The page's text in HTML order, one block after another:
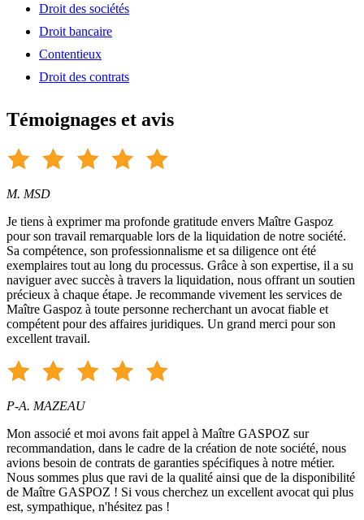
Droit des sociétés
Droit bancaire
Contentieux
Droit des contrats
Témoignages et avis
M. MSD
Je tiens à exprimer ma profonde gratitude envers Maître Gaspoz
pour son travail remarquable lors de la liquidation de notre société.
Sa compétence, son professionnalisme et sa diligence ont été
exemplaires tout au long du processus. Grâce à son expertise, il a su
naviguer avec succès à travers la liquidation, nous offrant un soutien
précieux à chaque étape. Je recommande vivement les services de
Maître Gaspoz à toute personne recherchant un avocat fiable et
compétent pour des affaires juridiques. Un grand merci pour son
excellent travail.
P-A. MAZEAU
Mon associé et moi avons fait appel à Maître GASPOZ sur
recommandation, dans le cadre de la création de note société, nous
avions besoin de contrats de garanties spécifiques à notre métier.
Nous sommes plus que ravi de la qualité ainsi que de la disponibilité
de Maître GASPOZ ! Si vous cherchez un excellent avocat qui plus
est, sympathique, n'hésitez pas !